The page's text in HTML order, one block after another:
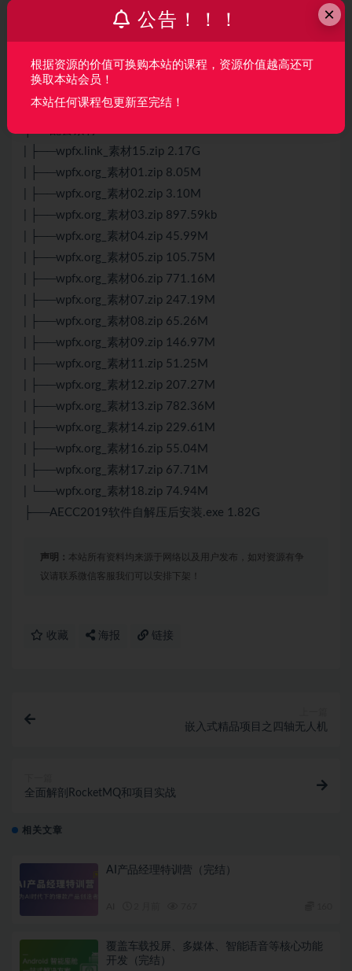
| ├──18集：学习思路分析 小技巧工具 拜拜咯.ass 1.77kb
| ├──18集：学习思路分析 小技巧工具 拜拜咯.mp4
57.76M
| ├──《谁是学习之王》之AE解答视频.mp4 29.02M
| └──宣传片：AE超能力学院-入门到精通.mp4 13.80M
| ├──wpfx.link_素材15.zip 2.17G
| ├──wpfx.org_素材01.zip 8.05M
| ├──wpfx.org_素材02.zip 3.10M
| ├──wpfx.org_素材03.zip 897.59kb
| ├──wpfx.org_素材04.zip 45.99M
| ├──wpfx.org_素材05.zip 105.75M
| ├──wpfx.org_素材06.zip 771.16M
| ├──wpfx.org_素材07.zip 247.19M
| ├──wpfx.org_素材08.zip 65.26M
| ├──wpfx.org_素材09.zip 146.97M
| ├──wpfx.org_素材11.zip 51.25M
| ├──wpfx.org_素材12.zip 207.27M
| ├──wpfx.org_素材13.zip 782.36M
| ├──wpfx.org_素材14.zip 229.61M
| ├──wpfx.org_素材16.zip 55.04M
| ├──wpfx.org_素材17.zip 67.71M
| └──wpfx.org_素材18.zip 74.94M
├──AECC2019软件自解压后安装.exe 1.82G
声明： 本站所有资料均来源于网络以及用户发布，如对资源有争
议请联系微信客服我们可以安排下架！
收藏 海报 链接
嵌入式精品项目之四轴无人机
全面解剖RocketMQ和项目实战
相关文章
AI产品经理特训营（完结）
覆盖车载投屏、多媒体、智能语音等核心功能
开发（完结）
×
公告！！！
根据资源的价值可换购本站的课程，资源价值越高还可
换取本站会员！
本站任何课程包更新至完结！